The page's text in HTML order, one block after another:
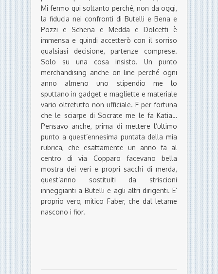
Mi fermo qui soltanto perché, non da oggi,
la fiducia nei confronti di Butelli e Bena e
Pozzi e Schena e Medda e Dolcetti è
immensa e quindi accetterò con il sorriso
qualsiasi decisione, partenze comprese.
Solo su una cosa insisto. Un punto
merchandising anche on line perché ogni
anno almeno uno stipendio me lo
sputtano in gadget e magliette e materiale
vario oltretutto non ufficiale. E per fortuna
che le sciarpe di Socrate me le fa Katia…
Pensavo anche, prima di mettere l’ultimo
punto a quest’ennesima puntata della mia
rubrica, che esattamente un anno fa al
centro di via Copparo facevano bella
mostra dei veri e propri sacchi di merda,
quest’anno sostituiti da striscioni
inneggianti a Butelli e agli altri dirigenti. E’
proprio vero, mitico Faber, che dal letame
nascono i fior.